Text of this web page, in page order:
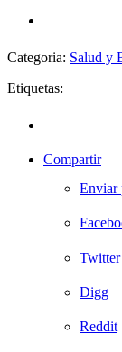
Categoria: Salud y
Etiquetas:
Compartir
Enviar
Twitter
Digg
Reddit